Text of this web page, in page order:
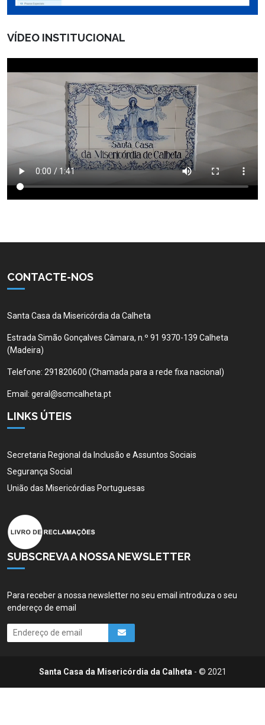
VÍDEO INSTITUCIONAL
CONTACTE-NOS
Santa Casa da Misericórdia da Calheta
Estrada Simão Gonçalves Câmara, n.º 91 9370-139 Calheta
(Madeira)
Telefone: 291820600 (Chamada para a rede fixa nacional)
Email: geral@scmcalheta.pt
LINKS ÚTEIS
Secretaria Regional da Inclusão e Assuntos Sociais
Segurança Social
União das Misericórdias Portuguesas
SUBSCREVA A NOSSA NEWSLETTER
Para receber a nossa newsletter no seu email introduza o seu
endereço de email
Santa Casa da Misericórdia da Calheta - © 2021